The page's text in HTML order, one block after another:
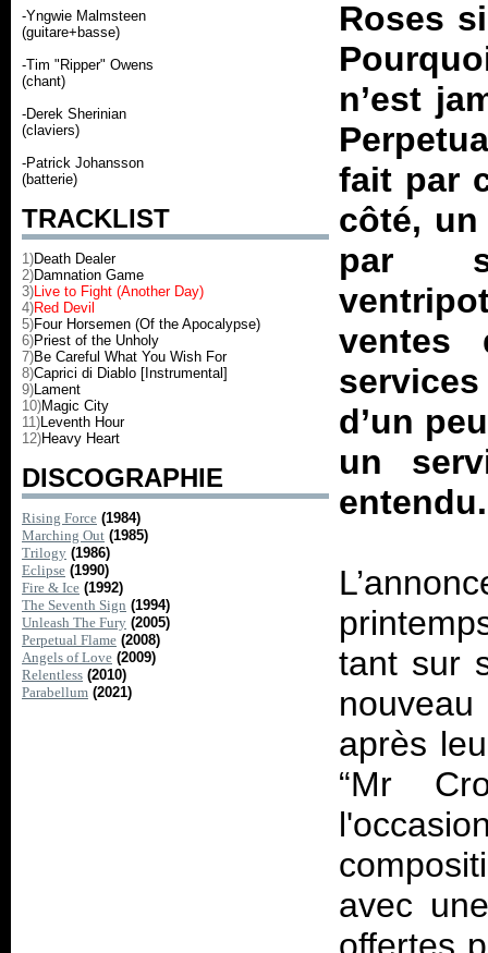
-Yngwie Malmsteen
(guitare+basse)
-Tim "Ripper" Owens
(chant)
-Derek Sherinian
(claviers)
-Patrick Johansson
(batterie)
TRACKLIST
1)Death Dealer
2)Damnation Game
3)Live to Fight (Another Day)
4)Red Devil
5)Four Horsemen (Of the Apocalypse)
6)Priest of the Unholy
7)Be Careful What You Wish For
8)Caprici di Diablo [Instrumental]
9)Lament
10)Magic City
11)Leventh Hour
12)Heavy Heart
DISCOGRAPHIE
Rising Force (1984)
Marching Out (1985)
Trilogy (1986)
Eclipse (1990)
Fire & Ice (1992)
The Seventh Sign (1994)
Unleash The Fury (2005)
Perpetual Flame (2008)
Angels of Love (2009)
Relentless (2010)
Parabellum (2021)
Roses
n’est
fait par
côté,
par
ventes
services
d’un
un
entendu.
tant sur
après
“Mr
avec